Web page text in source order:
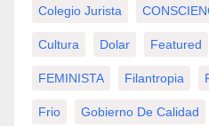
Colegio Jurista
Cultura Dolar Featured
FEMINISTA Filantropia
Frio Gobierno De Calidad